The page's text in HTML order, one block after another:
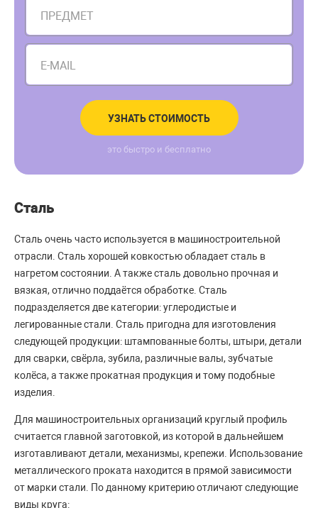
ПРЕДМЕТ
E-MAIL
УЗНАТЬ СТОИМОСТЬ
это быстро и бесплатно
Сталь
Сталь очень часто используется в машиностроительной
отрасли. Сталь хорошей ковкостью обладает сталь в
нагретом состоянии. А также сталь довольно прочная и
вязкая, отлично поддаётся обработке. Сталь
подразделяется две категории: углеродистые и
легированные стали. Сталь пригодна для изготовления
следующей продукции: штампованные болты, штыри, детали
для сварки, свёрла, зубила, различные валы, зубчатые
колёса, а также прокатная продукция и тому подобные
изделия.
Для машиностроительных организаций круглый профиль
считается главной заготовкой, из которой в дальнейшем
изготавливают детали, механизмы, крепежи. Использование
металлического проката находится в прямой зависимости
от марки стали. По данному критерию отличают следующие
виды круга: